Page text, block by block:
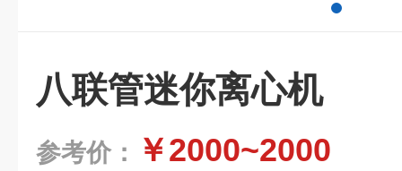
八联管迷你离心机
参考价： ￥2000~2000